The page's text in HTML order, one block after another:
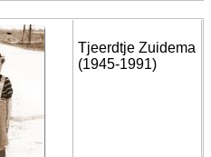
Tjeerdtje Zuidema
(1945-1991)